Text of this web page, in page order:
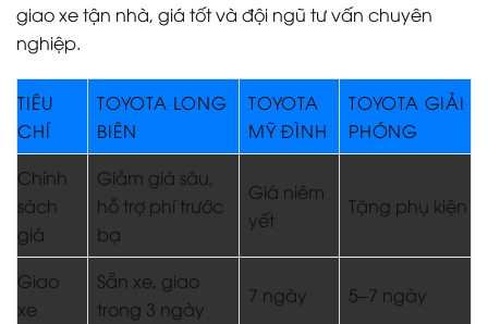
giao xe tận nhà, giá tốt và đội ngũ tư vấn chuyên
nghiệp.
TIÊU
CHÍ
TOYOTA LONG
BIÊN
TOYOTA
MỸ ĐÌNH
TOYOTA GIẢI
PHÓNG
Chính
sách
giá
Giảm giá sâu,
hỗ trợ phí trước
bạ
Giá niêm
yết
Tặng phụ kiện
Giao
xe
Sẵn xe, giao
trong 3 ngày
7 ngày 5–7 ngày